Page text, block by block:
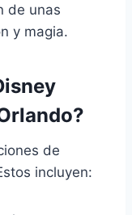
de unas
y magia.
de
incluyen: